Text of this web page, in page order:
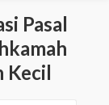
Pasal
Kecil